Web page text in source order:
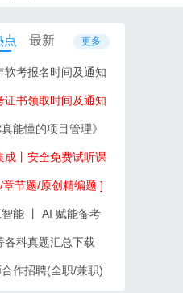
点 最新 更多
软考报名时间及通知
证书领取时间及通知
能懂的项目管理》
成丨安全免费试听课
节题/原创精编题 ]
能 丨 AI 赋能备考
各科真题汇总下载
作招聘(全职/兼职)